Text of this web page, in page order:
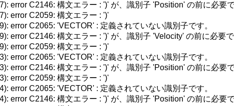
error C2146: 構文エラー : ')' が、識別子 'Position' の前に必要で
error C2059: 構文エラー : ')'
error C2065: 'VECTOR' : 定義されていない識別子です。
error C2146: 構文エラー : ')' が、識別子 'Velocity' の前に必要で
error C2059: 構文エラー : ')'
error C2065: 'VECTOR' : 定義されていない識別子です。
error C2146: 構文エラー : ')' が、識別子 'Position' の前に必要で
error C2059: 構文エラー : ')'
error C2065: 'VECTOR' : 定義されていない識別子です。
error C2146: 構文エラー : ')' が、識別子 'Position' の前に必要で